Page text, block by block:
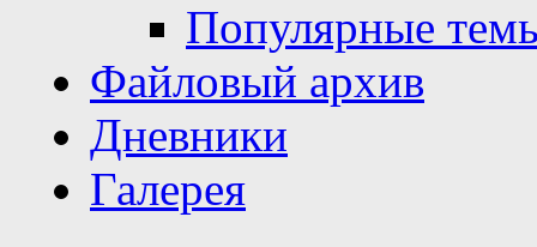
Популярные
Файловый архив
Дневники
Галерея